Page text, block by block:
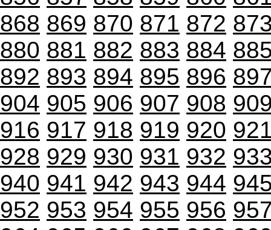
868 869 870 871 872
880 881 882 883 884
892 893 894 895 896
904 905 906 907 908
916 917 918 919 920
928 929 930 931 932
940 941 942 943 944
952 953 954 955 956